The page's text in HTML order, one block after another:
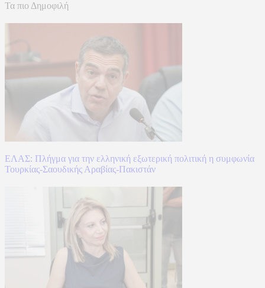
Τα πιο Δημοφιλή
ΕΛΑΣ: Πλήγμα για την ελληνική εξωτερική πολιτική η συμφωνία
Τουρκίας-Σαουδικής Αραβίας-Πακιστάν